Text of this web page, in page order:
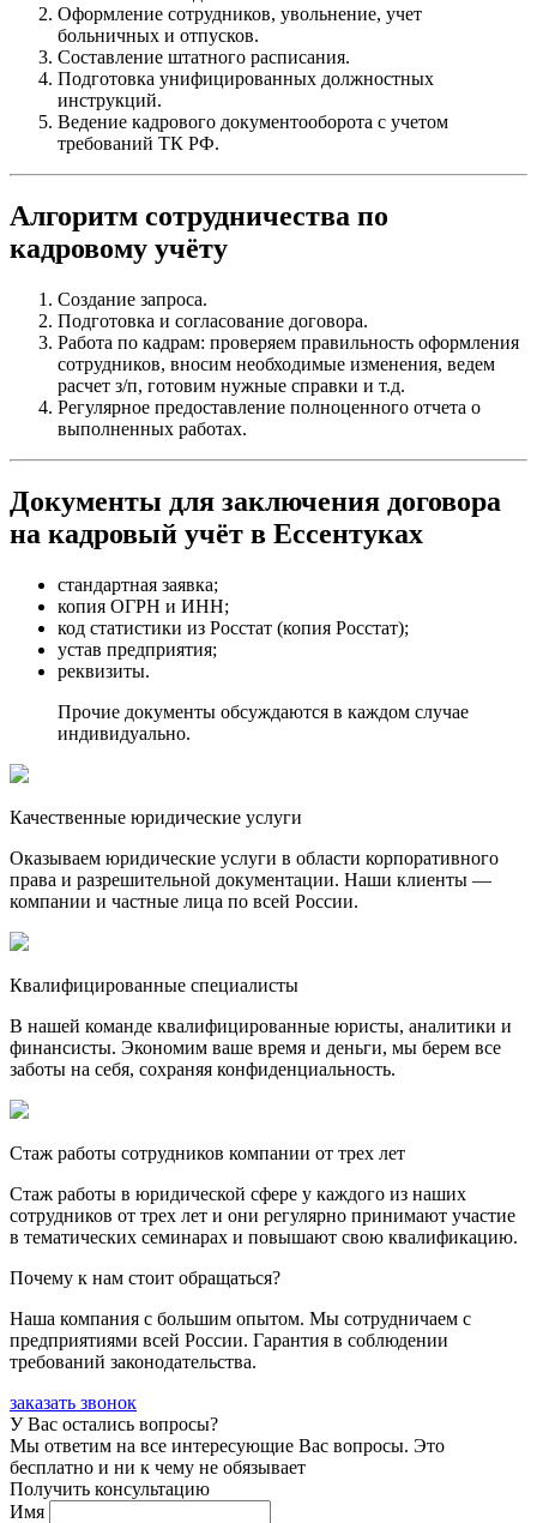
Оформление сотрудников, увольнение, учет
больничных и отпусков.
Составление штатного расписания.
Подготовка унифицированных должностных
инструкций.
Ведение кадрового документооборота с учетом
требований ТК РФ.
Алгоритм сотрудничества по
кадровому учёту
Создание запроса.
Подготовка и согласование договора.
Работа по кадрам: проверяем правильность оформления
сотрудников, вносим необходимые изменения, ведем
расчет з/п, готовим нужные справки и т.д.
Регулярное предоставление полноценного отчета о
выполненных работах.
Документы для заключения договора
на кадровый учёт в Ессентуках
стандартная заявка;
копия ОГРН и ИНН;
код статистики из Росстат (копия Росстат);
устав предприятия;
реквизиты.
Прочие документы обсуждаются в каждом случае
индивидуально.
Качественные юридические услуги
Оказываем юридические услуги в области корпоративного
права и разрешительной документации. Наши клиенты —
компании и частные лица по всей России.
Квалифицированные специалисты
В нашей команде квалифицированные юристы, аналитики и
финансисты. Экономим ваше время и деньги, мы берем все
заботы на себя, сохраняя конфиденциальность.
Стаж работы сотрудников компании от трех лет
Стаж работы в юридической сфере у каждого из наших
сотрудников от трех лет и они регулярно принимают участие
в тематических семинарах и повышают свою квалификацию.
Почему к нам стоит обращаться?
Наша компания с большим опытом. Мы сотрудничаем с
предприятиями всей России. Гарантия в соблюдении
требований законодательства.
заказать звонок
У Вас остались вопросы?
Мы ответим на все интересующие Вас вопросы. Это
бесплатно и ни к чему не обязывает
Получить консультацию
Имя